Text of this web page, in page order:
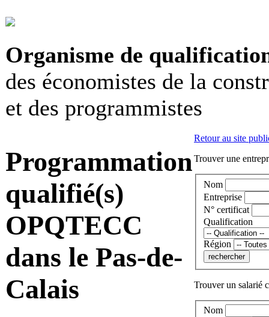
Organisme de
des économistes de la
et des programmistes
Programmation
qualifié(s)
OPQTECC
dans le Pas-de-
Calais
Retour au site
Trouver une
Nom
Entreprise
N° certificat
Qualification
Région
Trouver un salarié
Nom